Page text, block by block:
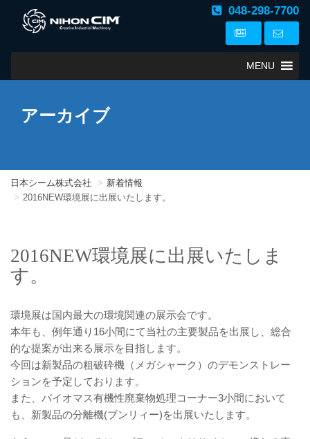
048-298-7700
MENU
アーカイブ
日本シーム株式会社
新着情報
2016NEW環境展に出展いたします。
2016NEW環境展に出展いたしま
す。
環境展は国内最大の環境関連の展示会です。
本年も、例年通り16小間にて当社の主要製品を出展し、総合
的な提案が出来る展示を目指します。
今回は新製品の粗破砕機（メガシャーク）のデモンストレー
ションを予定しております。
また、バイオマス有機性廃棄物処理コーナー3小間において
も、新製品の分離機(ブンリィー)を出展いたします。